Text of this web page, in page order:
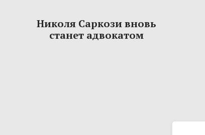
Николя Саркози вновь
станет адвокатом